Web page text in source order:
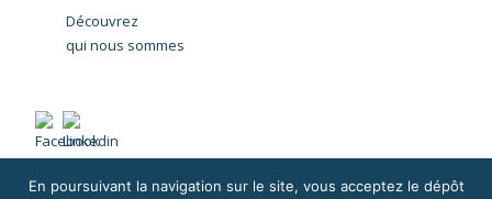
Découvrez
qui nous sommes
En poursuivant la navigation sur le site, vous acceptez le dépôt